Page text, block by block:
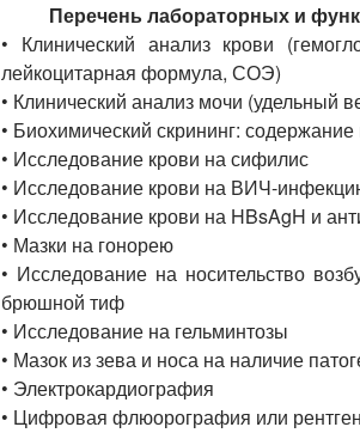
Перечень лабораторных и
• Клинический анализ крови
лейкоцитарная формула, СОЭ)
• Клинический анализ мочи (удельный
• Биохимический скрининг:
• Исследование крови на сифилис
• Исследование крови на ВИЧ-
• Исследование крови на HBsAgH и
• Мазки на гонорею
• Исследование на носительство
брюшной тиф
• Исследование на гельминтозы
• Мазок из зева и носа на наличие
• Электрокардиография
• Цифровая флюорография или